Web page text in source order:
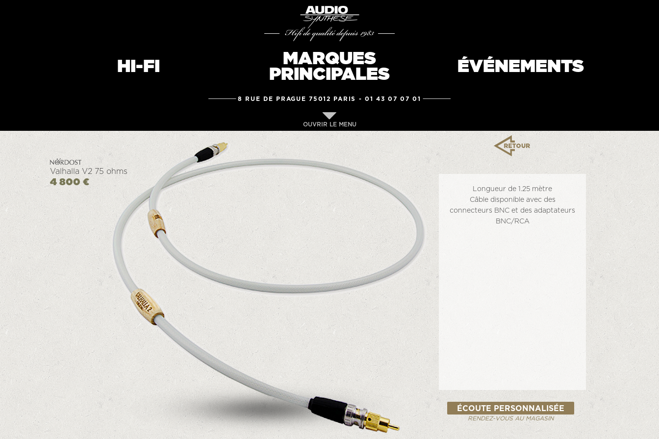
Hifi de qualité depuis 1983
HI-FI
MARQUES
PRINCIPALES
ÉVÉNEMENTS
8 RUE DE PRAGUE 75012 PARIS -01 43 07 07 01
OUVRIR LE MENU
Valhalla V2 75 ohms
4 800 €
Longueur de 1.25 mètre
Câble disponible avec des
connecteurs BNC et des adaptateurs
BNC/RCA
ÉCOUTE PERSONNALISÉE
RENDEZ-VOUS AU MAGASIN